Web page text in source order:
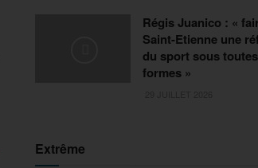
Régis Juanico : «
Saint-Etienne une
du sport sous
formes »
Extrême